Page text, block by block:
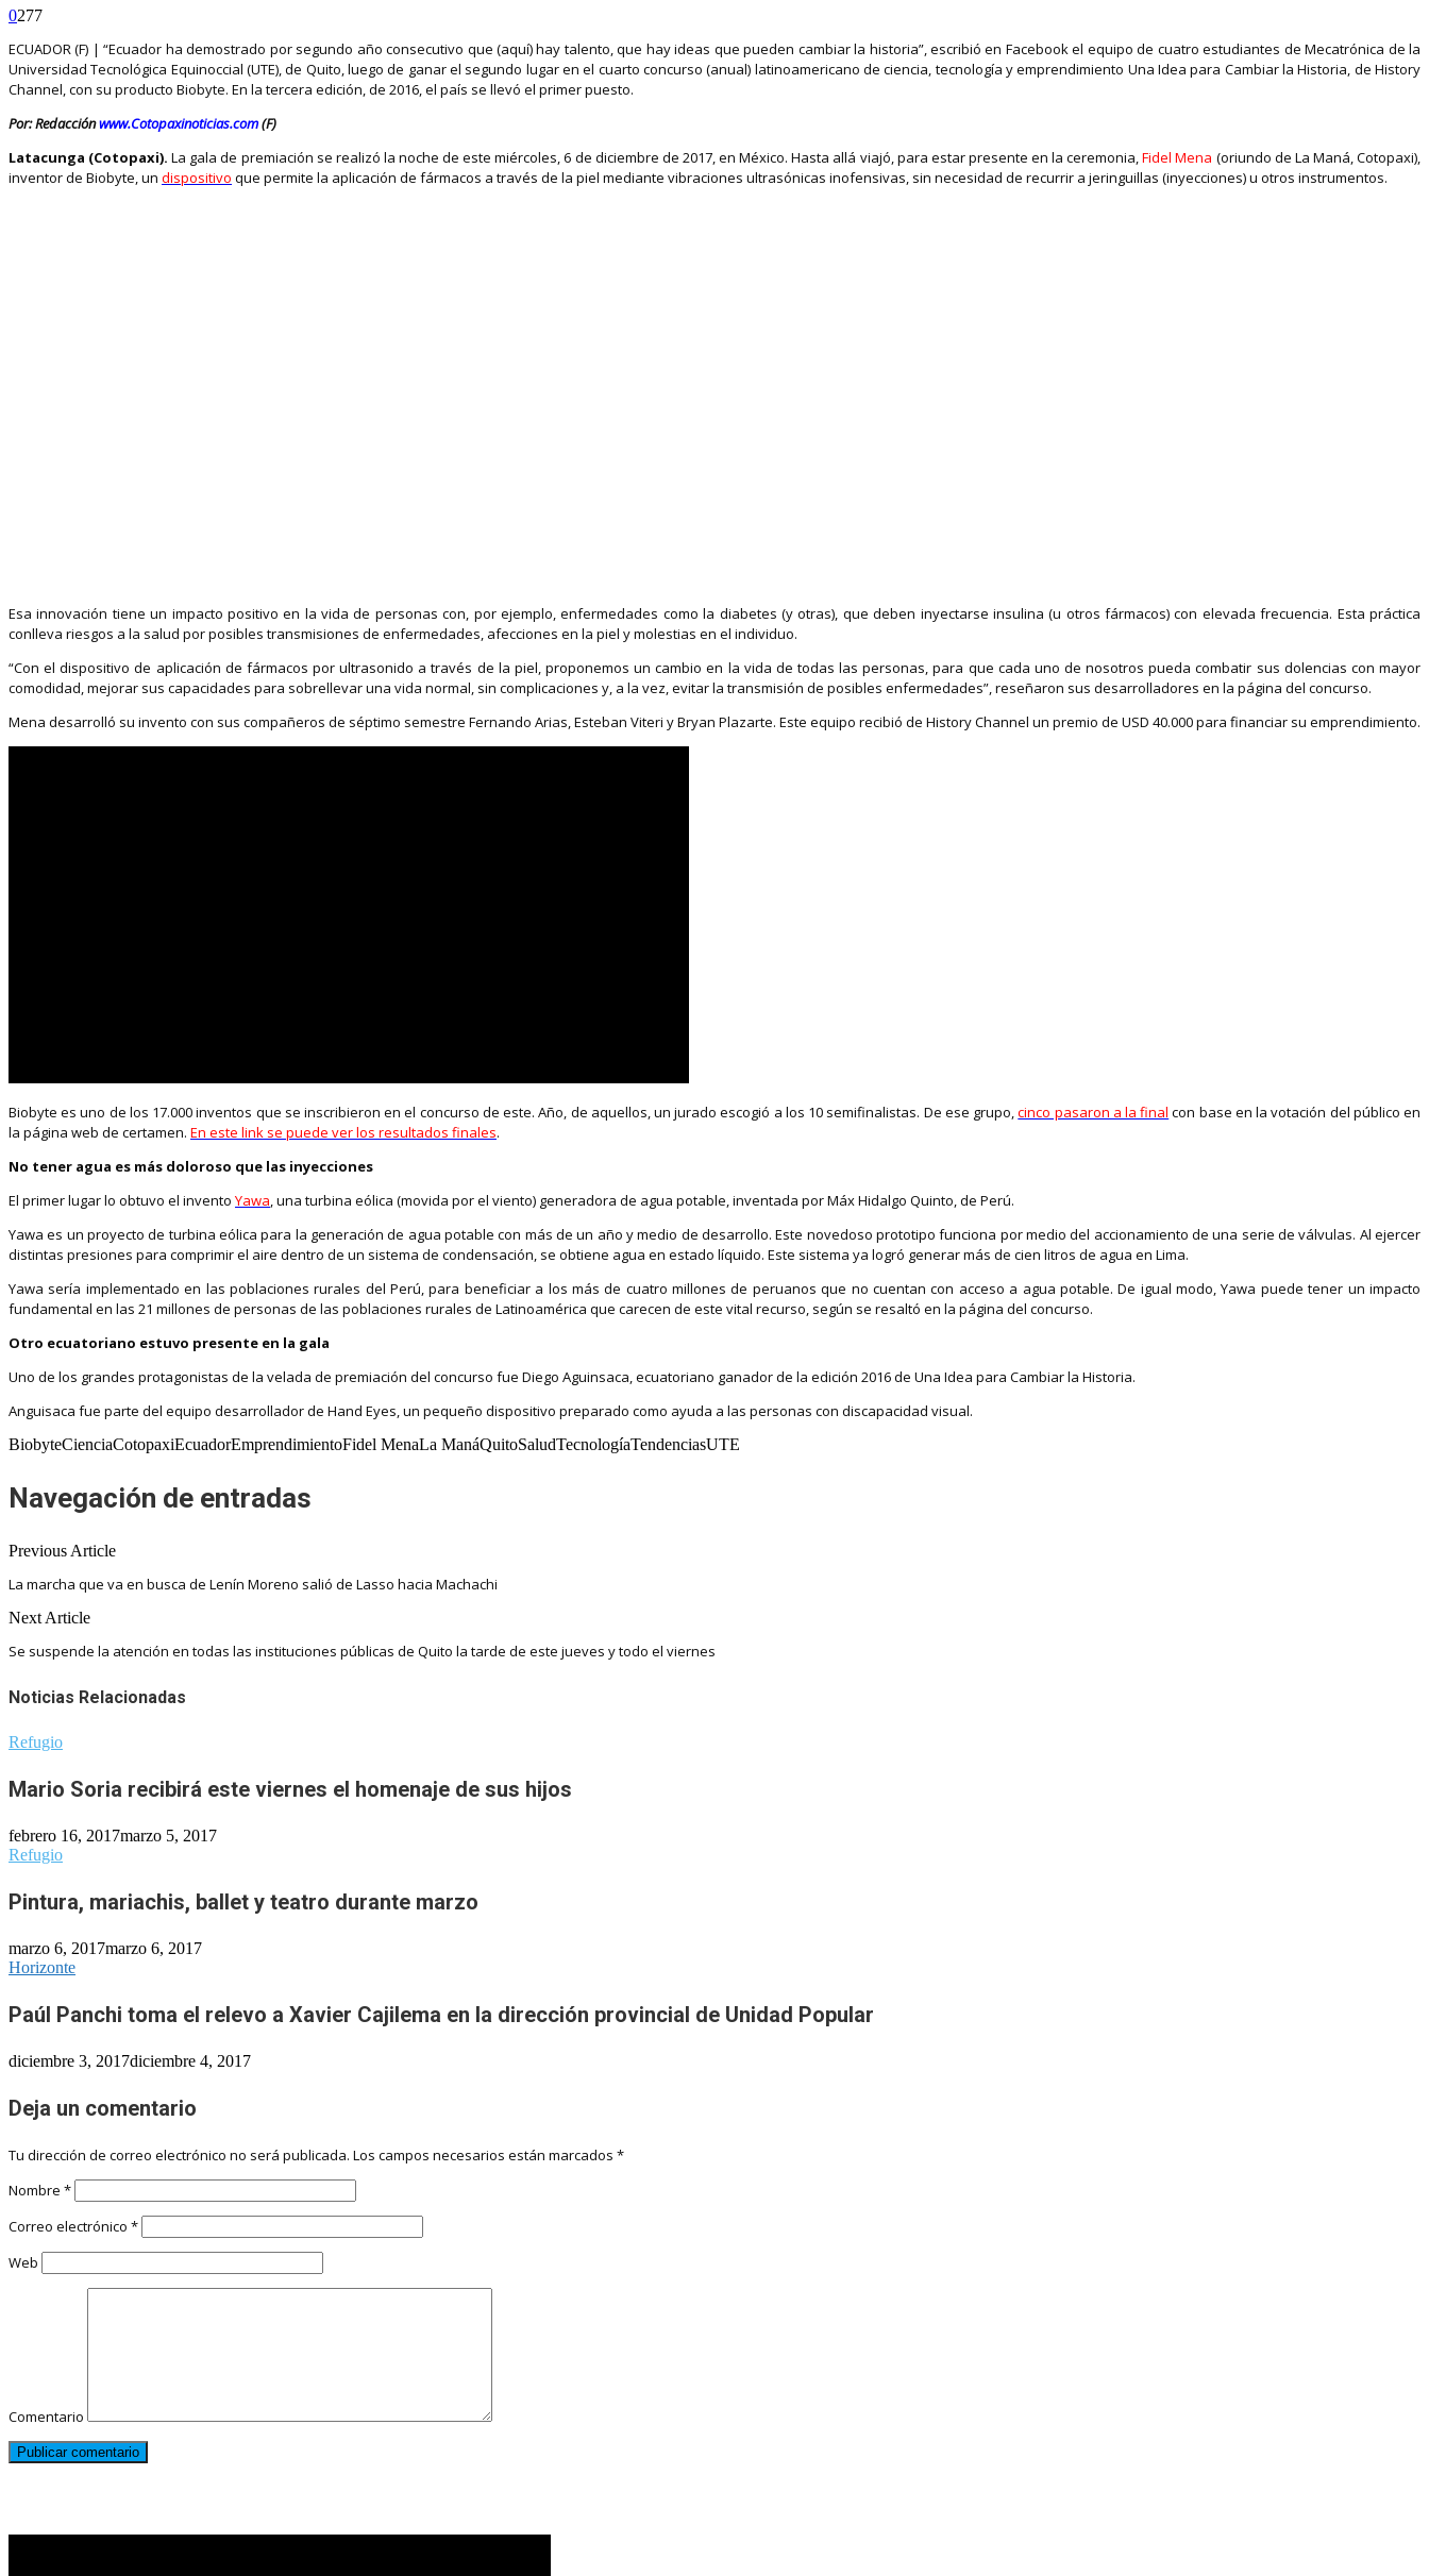
0277
ECUADOR (F) | “Ecuador ha demostrado por segundo año consecutivo que (aquí) hay talento, que hay ideas que pueden cambiar la historia”, escribió en Facebook el equipo de cuatro estudiantes de Mecatrónica de la
Universidad Tecnológica Equinoccial (UTE), de Quito, luego de ganar el segundo lugar en el cuarto concurso (anual) latinoamericano de ciencia, tecnología y emprendimiento Una Idea para Cambiar la Historia, de History
Channel, con su producto Biobyte. En la tercera edición, de 2016, el país se llevó el primer puesto.
Por: Redacciónwww.Cotopaxinoticias.com(F)
Latacunga (Cotopaxi). La gala de premiación se realizó la noche de este miércoles, 6 de diciembre de 2017, en México. Hasta allá viajó, para estar presente en la ceremonia,Fidel Mena (oriundo de La Maná, Cotopaxi),
inventor de Biobyte, un dispositivo que permite la aplicación de fármacos a través de la piel mediante vibraciones ultrasónicas inofensivas, sin necesidad de recurrir a jeringuillas (inyecciones) u otros instrumentos.
Esa innovación tiene un impacto positivo en la vida de personas con, por ejemplo, enfermedades como la diabetes (y otras), que deben inyectarse insulina (u otros fármacos) con elevada frecuencia. Esta práctica
conlleva riesgos a la salud por posibles transmisiones de enfermedades, afecciones en la piel y molestias en el individuo.
“Con el dispositivo de aplicación de fármacos por ultrasonido a través de la piel, proponemos un cambio en la vida de todas las personas, para que cada uno de nosotros pueda combatir sus dolencias con mayor
comodidad, mejorar sus capacidades para sobrellevar una vida normal, sin complicaciones y, a la vez, evitar la transmisión de posibles enfermedades”, reseñaron sus desarrolladores en la página del concurso.
Mena desarrolló su invento con sus compañeros de séptimo semestre Fernando Arias, Esteban Viteri y Bryan Plazarte. Este equipo recibió de History Channel un premio de USD 40.000 para financiar su emprendimiento.
Biobyte es uno de los 17.000 inventos que se inscribieron en el concurso de este. Año, de aquellos, un jurado escogió a los 10 semifinalistas. De ese grupo,cinco pasaron a la final con base en la votación del público en
la página web de certamen. En este link se puede ver los resultados finales.
No tener agua es más doloroso que las inyecciones
El primer lugar lo obtuvo el invento Yawa, una turbina eólica (movida por el viento) generadora de agua potable, inventada por Máx Hidalgo Quinto, de Perú.
Yawa es un proyecto de turbina eólica para la generación de agua potable con más de un año y medio de desarrollo. Este novedoso prototipo funciona por medio del accionamiento de una serie de válvulas. Al ejercer
distintas presiones para comprimir el aire dentro de un sistema de condensación, se obtiene agua en estado líquido. Este sistema ya logró generar más de cien litros de agua en Lima.
Yawa sería implementado en las poblaciones rurales del Perú, para beneficiar a los más de cuatro millones de peruanos que no cuentan con acceso a agua potable. De igual modo, Yawa puede tener un impacto
fundamental en las 21 millones de personas de las poblaciones rurales de Latinoamérica que carecen de este vital recurso, según se resaltó en la página del concurso.
Otro ecuatoriano estuvo presente en la gala
Uno de los grandes protagonistas de la velada de premiación del concurso fue Diego Aguinsaca, ecuatoriano ganador de la edición 2016 de Una Idea para Cambiar la Historia.
Anguisaca fue parte del equipo desarrollador de Hand Eyes, un pequeño dispositivo preparado como ayuda a las personas con discapacidad visual.
BiobyteCienciaCotopaxiEcuadorEmprendimientoFidel MenaLa ManáQuitoSaludTecnologíaTendenciasUTE
Navegación de entradas
Previous Article
La marcha que va en busca de Lenín Moreno salió de Lasso hacia Machachi
Next Article
Se suspende la atención en todas las instituciones públicas de Quito la tarde de este jueves y todo el viernes
Noticias Relacionadas
Refugio
Mario Soria recibirá este viernes el homenaje de sus hijos
febrero 16, 2017marzo 5, 2017
Refugio
Pintura, mariachis, ballet y teatro durante marzo
marzo 6, 2017marzo 6, 2017
Horizonte
Paúl Panchi toma el relevo a Xavier Cajilema en la dirección provincial de Unidad Popular
diciembre 3, 2017diciembre 4, 2017
Deja un comentario
Tu dirección de correo electrónico no será publicada. Los campos necesarios están marcados *
Nombre *
Correo electrónico *
Web
Comentario